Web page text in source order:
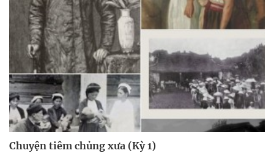
Chuyện tiêm chủng xưa (Kỳ 1)